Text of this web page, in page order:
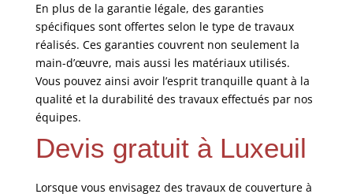
En plus de la garantie légale, des garanties
spécifiques sont offertes selon le type de travaux
réalisés. Ces garanties couvrent non seulement la
main-d’œuvre, mais aussi les matériaux utilisés.
Vous pouvez ainsi avoir l’esprit tranquille quant à la
qualité et la durabilité des travaux effectués par nos
équipes.
Devis gratuit à Luxeuil
Lorsque vous envisagez des travaux de couverture à